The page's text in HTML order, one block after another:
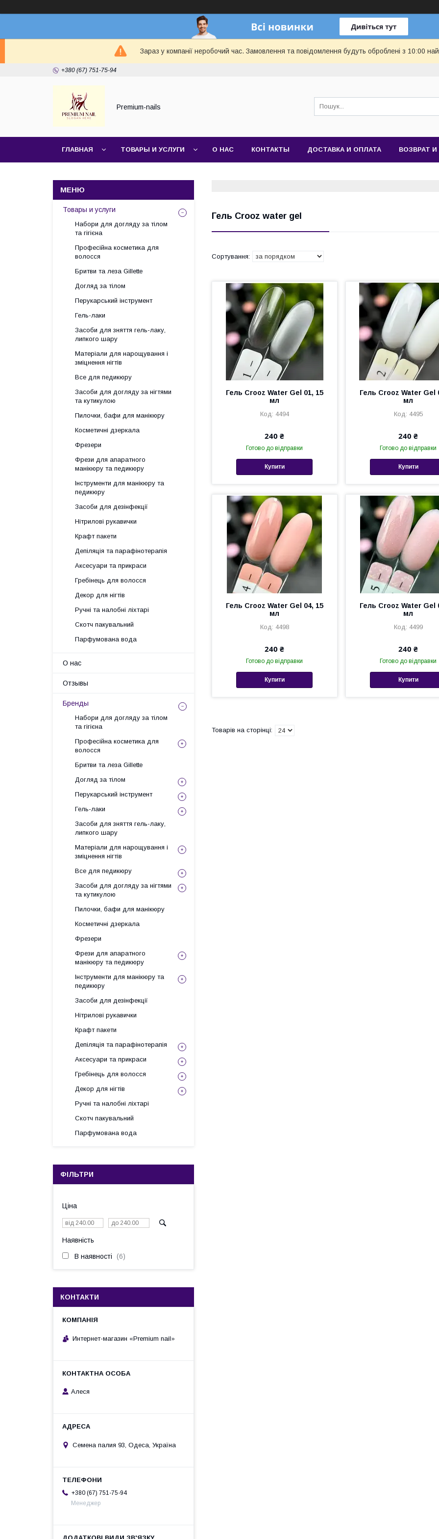
Зараз у компанії неробочий час. Замовлення та повідомлення будуть оброблені з 10:00
+380 (67) 751-75-94
Premium-nails
ГЛАВНАЯ ТОВАРЫ И УСЛУГИ О НАС КОНТАКТЫ ДОСТАВКА И ОПЛАТА ВОЗВРАТ
Гель Crooz water gel
Гель Crooz Water Gel 01, 15
мл
4494
240 ₴
Готово до відправки
Купити
Гель Crooz Water Gel
мл
4495
240 ₴
Готово до відправки
Купити
Гель Crooz Water Gel 04, 15
мл
4498
240 ₴
Готово до відправки
Купити
Гель Crooz Water Gel
мл
4499
240 ₴
Готово до відправки
Купити
Товары и услуги
Набори для догляду за тілом
та гігієна
Професійна косметика для
волосся
Бритви та леза Gillette
Догляд за тілом
Перукарський інструмент
Гель-лаки
Засоби для зняття гель-лаку,
липкого шару
Матеріали для нарощування і
зміцнення нігтів
Все для педикюру
Засоби для догляду за нігтями
та кутикулою
Пилочки, бафи для манікюру
Косметичні дзеркала
Фрезери
Фрези для апаратного
манікюру та педикюру
Інструменти для манікюру та
педикюру
Засоби для дезінфекції
Нітрилові рукавички
Крафт пакети
Депіляція та парафінотерапія
Аксесуари та прикраси
Гребінець для волосся
Декор для нігтів
Ручні та налобні ліхтарі
Скотч пакувальний
Парфумована вода
О нас
Отзывы
Бренды
Набори для догляду за тілом
та гігієна
Професійна косметика для
волосся
Бритви та леза Gillette
Догляд за тілом
Перукарський інструмент
Гель-лаки
Засоби для зняття гель-лаку,
липкого шару
Матеріали для нарощування і
зміцнення нігтів
Все для педикюру
Засоби для догляду за нігтями
та кутикулою
Пилочки, бафи для манікюру
Косметичні дзеркала
Фрезери
Фрези для апаратного
манікюру та педикюру
Інструменти для манікюру та
педикюру
Засоби для дезінфекції
Нітрилові рукавички
Крафт пакети
Депіляція та парафінотерапія
Аксесуари та прикраси
Гребінець для волосся
Декор для нігтів
Ручні та налобні ліхтарі
Скотч пакувальний
Парфумована вода
ФІЛЬТРИ
Ціна
Наявність
В наявності 6
КОНТАКТИ
Интернет-магазин «Premium nail»
Алеся
Семена палия 93, Одеса, Україна
+380 (67) 751-75-94
Менеджер